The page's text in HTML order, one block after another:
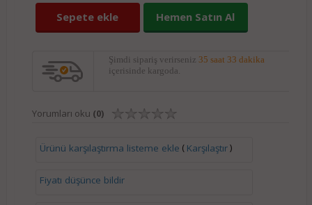
Sepete ekle Hemen Satın Al
Şimdi sipariş verirseniz 35 saat 33 dakika
içerisinde kargoda.
Yorumları oku (0)
Ürünü karşılaştırma listeme ekle ( Karşılaştır)
Fiyatı düşünce bildir